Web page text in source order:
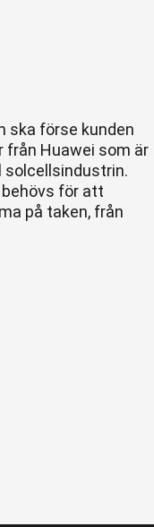
ska förse kunden
från Huawei som är
solcellsindustrin.
för att
på taken, från